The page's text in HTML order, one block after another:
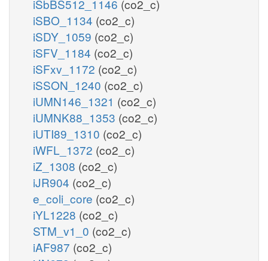
iSbBS512_1146 (co2_c)
iSBO_1134 (co2_c)
iSDY_1059 (co2_c)
iSFV_1184 (co2_c)
iSFxv_1172 (co2_c)
iSSON_1240 (co2_c)
iUMN146_1321 (co2_c)
iUMNK88_1353 (co2_c)
iUTI89_1310 (co2_c)
iWFL_1372 (co2_c)
iZ_1308 (co2_c)
iJR904 (co2_c)
e_coli_core (co2_c)
iYL1228 (co2_c)
STM_v1_0 (co2_c)
iAF987 (co2_c)